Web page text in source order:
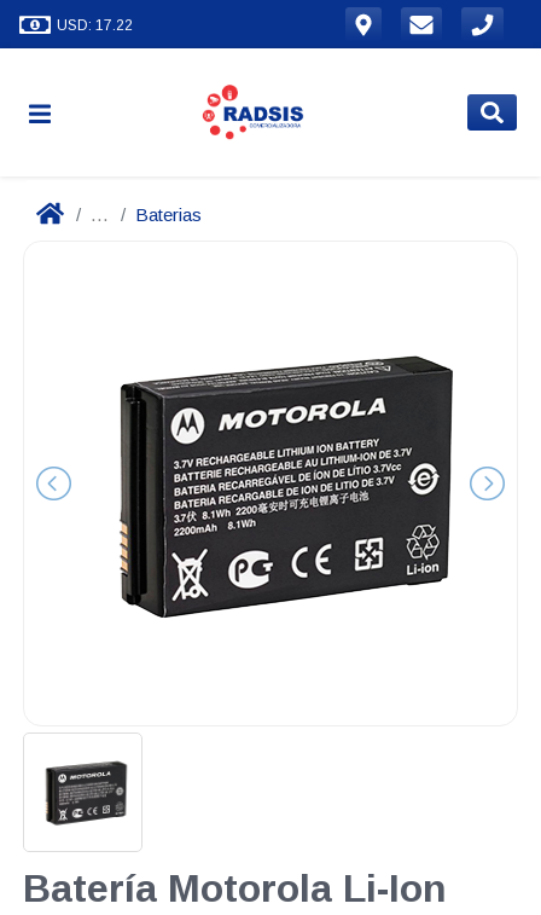
USD: 17.22
... Baterias
Batería Motorola Li-Ion